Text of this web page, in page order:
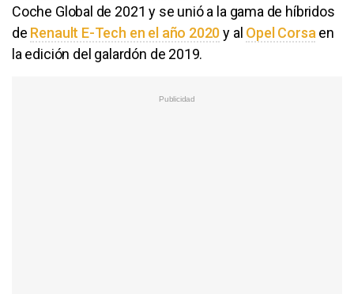
Coche Global de 2021 y se unió a la gama de híbridos
de Renault E-Tech en el año 2020y al Opel Corsa en
la edición del galardón de 2019.